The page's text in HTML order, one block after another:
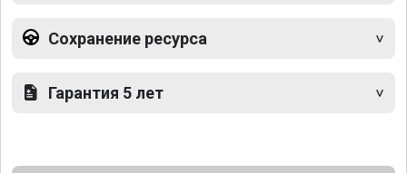
Сохранение ресурса
Гарантия 5 лет